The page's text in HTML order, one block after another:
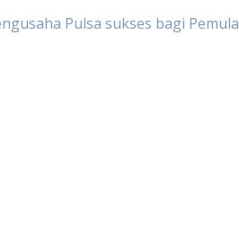
Pulsa sukses bagi Pemula